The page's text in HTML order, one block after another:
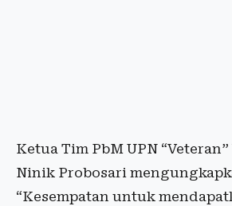
Ketua Tim PbM UPN
Ninik Probosari
“Kesempatan untuk